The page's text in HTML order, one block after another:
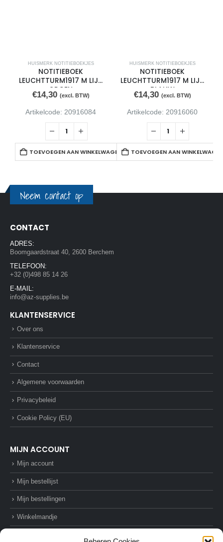
HUISMERK NOTITIEBOEKJES
NOTITIEBOEK
LEUCHTTURM1917 M LIJN
GROEN
€14,30 (excl. BTW)
Artikelcode: 20916084
TOEVOEGEN AAN WINKELWAGEN
HUISMERK NOTITIEBOEKJES
NOTITIEBOEK
LEUCHTTURM1917 M LIJN
BLAUW
€14,30 (excl. BTW)
Artikelcode: 20916060
TOEVOEGEN AAN
Neem contact op
CONTACT
ADRES:
Boomgaardstraat 40, 2600 Berchem
TELEFOON:
+32 (0)498 85 14 26
E-MAIL:
info@az-supplies.be
KLANTENSERVICE
Over ons
Klantenservice
Contact
Algemene voorwaarden
Privacybeleid
Cookie Policy (EU)
MIJN ACCOUNT
Mijn account
Mijn bestellijst
Mijn bestellingen
Winkelmandje